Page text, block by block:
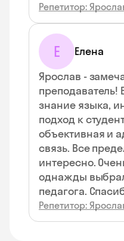
Репетитор:
Е
Елена
Ярослав -
преподаватель!
знание языка,
подход к
объективная и
связь. Все
интересно.
однажды
педагога.
Репетитор: